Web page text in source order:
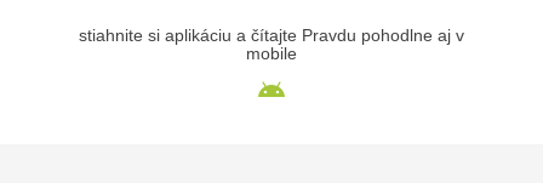
stiahnite si aplikáciu a čítajte Pravdu pohodlne aj v
mobile